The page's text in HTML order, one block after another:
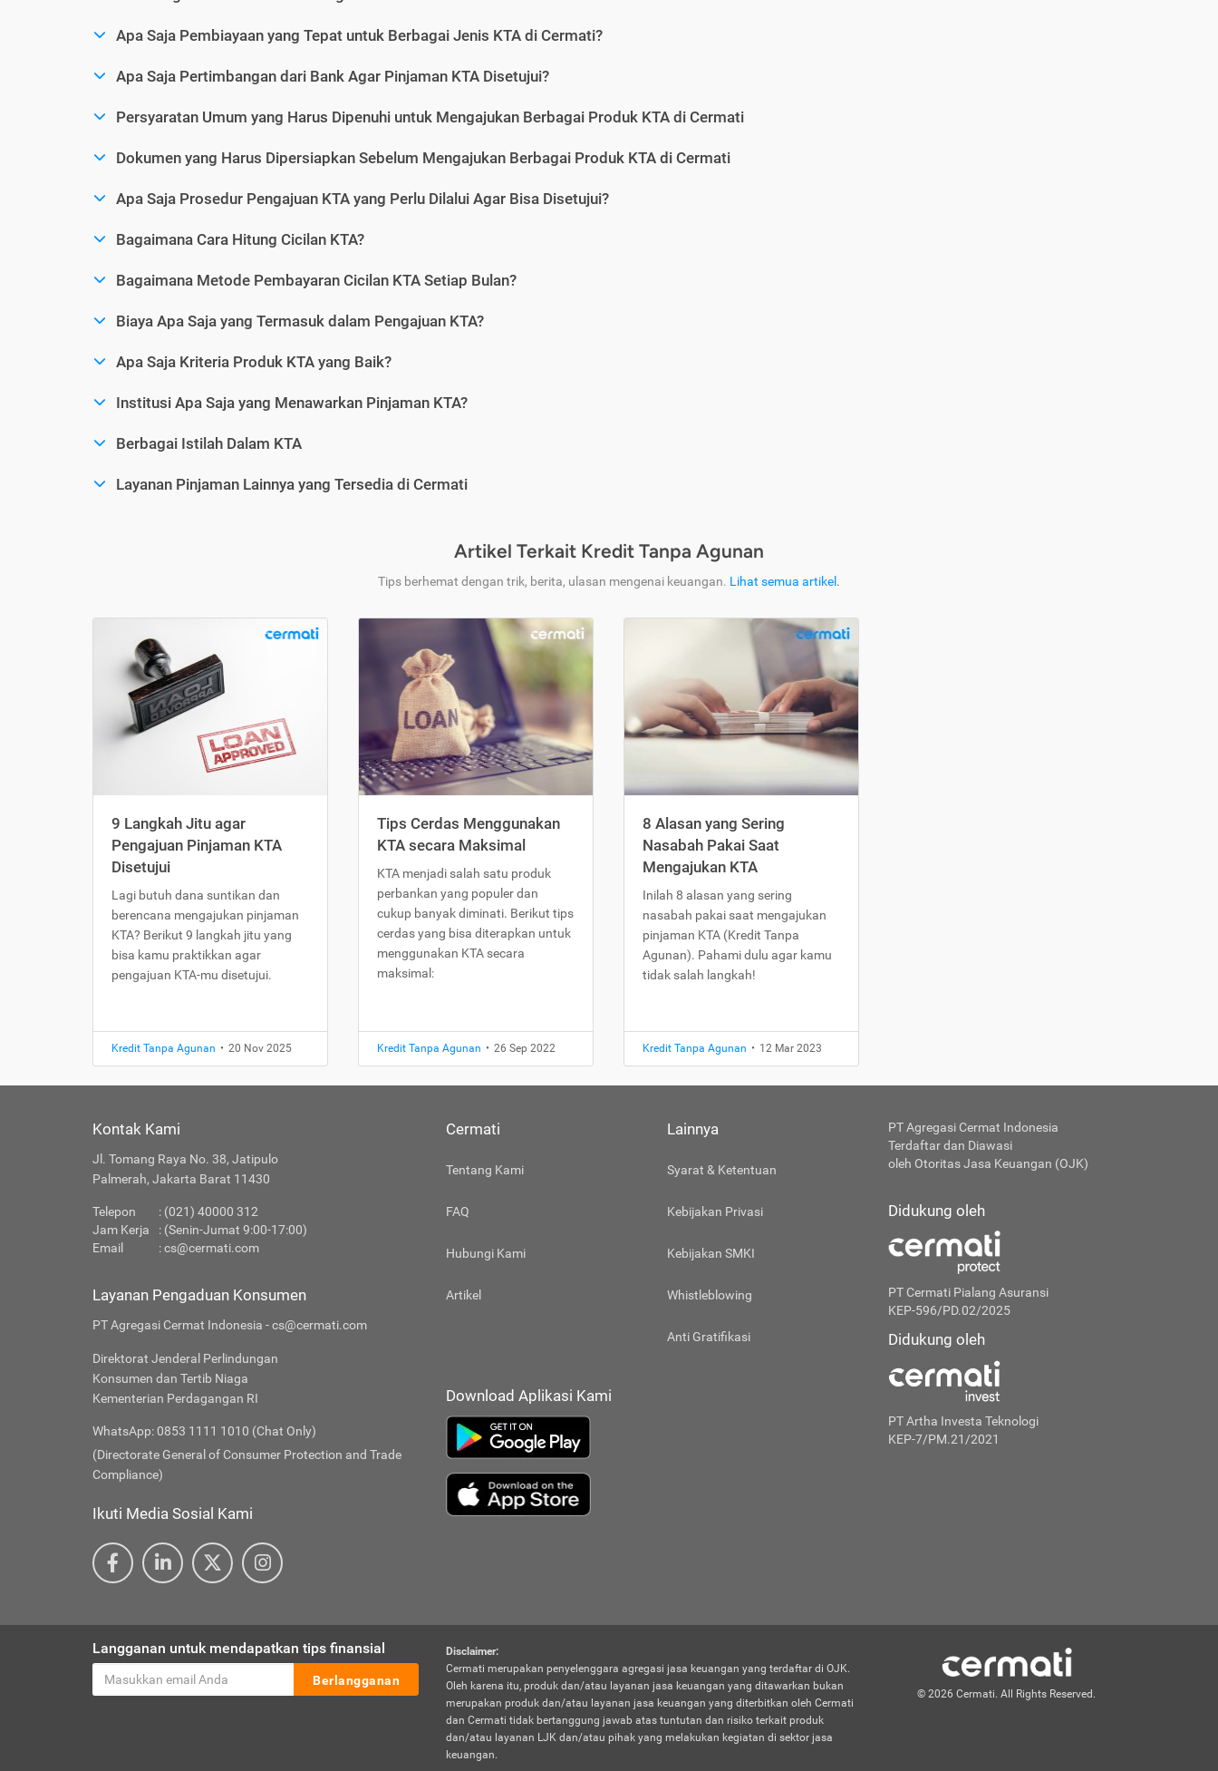
Apa Saja Pembiayaan yang Tepat untuk Berbagai Jenis KTA di Cermati?
Apa Saja Pertimbangan dari Bank Agar Pinjaman KTA Disetujui?
Persyaratan Umum yang Harus Dipenuhi untuk Mengajukan Berbagai Produk KTA di Cermati
Dokumen yang Harus Dipersiapkan Sebelum Mengajukan Berbagai Produk KTA di Cermati
Apa Saja Prosedur Pengajuan KTA yang Perlu Dilalui Agar Bisa Disetujui?
Bagaimana Cara Hitung Cicilan KTA?
Bagaimana Metode Pembayaran Cicilan KTA Setiap Bulan?
Biaya Apa Saja yang Termasuk dalam Pengajuan KTA?
Apa Saja Kriteria Produk KTA yang Baik?
Institusi Apa Saja yang Menawarkan Pinjaman KTA?
Berbagai Istilah Dalam KTA
Layanan Pinjaman Lainnya yang Tersedia di Cermati
Artikel Terkait Kredit Tanpa Agunan
Tips berhemat dengan trik, berita, ulasan mengenai keuangan. Lihat semua artikel .
9 Langkah Jitu agar
Pengajuan Pinjaman KTA
Disetujui
Lagi butuh dana suntikan dan
berencana mengajukan pinjaman
KTA? Berikut 9 langkah jitu yang
bisa kamu praktikkan agar
pengajuan KTA-mu disetujui.
Kredit Tanpa Agunan • 20 Nov 2025
Tips Cerdas Menggunakan
KTA secara Maksimal
KTA menjadi salah satu produk
perbankan yang populer dan
cukup banyak diminati. Berikut tips
cerdas yang bisa diterapkan untuk
menggunakan KTA secara
maksimal:
Kredit Tanpa Agunan • 26 Sep 2022
8 Alasan yang Sering
Nasabah Pakai Saat
Mengajukan KTA
Inilah 8 alasan yang sering
nasabah pakai saat mengajukan
pinjaman KTA (Kredit Tanpa
Agunan). Pahami dulu agar kamu
tidak salah langkah!
Kredit Tanpa Agunan • 12 Mar 2023
Kontak Kami
Jl. Tomang Raya No. 38, Jatipulo
Palmerah, Jakarta Barat 11430
Telepon
: (021) 40000 312
Jam Kerja
: (Senin-Jumat 9:00-17:00)
Email
:cs@cermati.com
Layanan Pengaduan Konsumen
PT Agregasi Cermat Indonesia - cs@cermati.com
Direktorat Jenderal Perlindungan
Konsumen dan Tertib Niaga
Kementerian Perdagangan RI
WhatsApp: 0853 1111 1010 (Chat Only)
(Directorate General of Consumer Protection and Trade
Compliance)
Ikuti Media Sosial Kami
Cermati
Tentang Kami
FAQ
Hubungi Kami
Artikel
Lainnya
Syarat & Ketentuan
Kebijakan Privasi
Kebijakan SMKI
Whistleblowing
Anti Gratifikasi
Download Aplikasi Kami
PT Agregasi Cermat Indonesia
Terdaftar dan Diawasi
oleh Otoritas Jasa Keuangan (OJK)
Didukung oleh
PT Cermati Pialang Asuransi
KEP-596/PD.02/2025
Didukung oleh
PT Artha Investa Teknologi
KEP-7/PM.21/2021
Langganan untuk mendapatkan tips finansial
Berlangganan
Disclaimer:
Cermati merupakan penyelenggara agregasi jasa keuangan yang terdaftar di OJK.
Oleh karena itu, produk dan/atau layanan jasa keuangan yang ditawarkan bukan
merupakan produk dan/atau layanan jasa keuangan yang diterbitkan oleh Cermati
dan Cermati tidak bertanggung jawab atas tuntutan dan risiko terkait produk
dan/atau layanan LJK dan/atau pihak yang melakukan kegiatan di sektor jasa
keuangan.
© 2026 Cermati. All Rights Reserved.